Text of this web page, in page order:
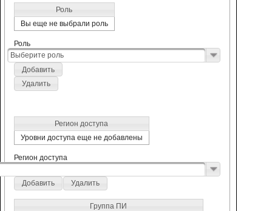
Роль
Вы еще не выбрали роль
Роль
Выберите роль
Добавить
Удалить
Регион доступа
Уровни доступа еще не добавлены
Регион доступа
Добавить Удалить
Группа ПИ